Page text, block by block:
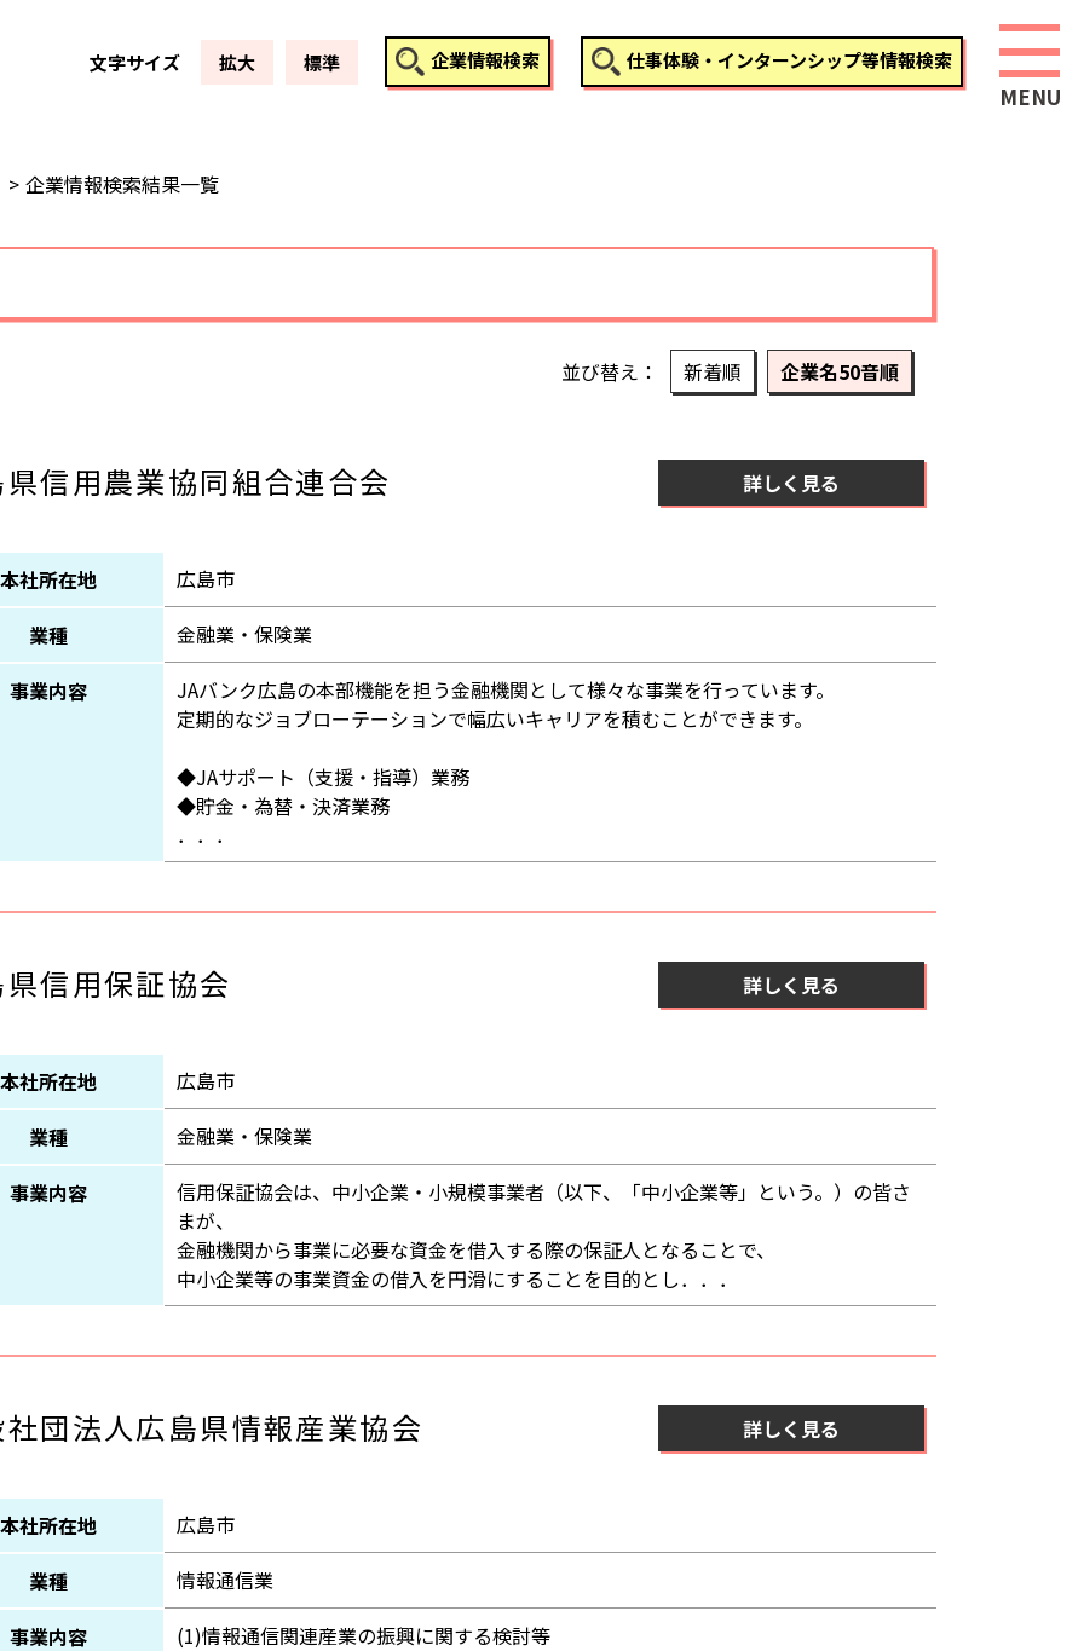
文字サイズ 拡大 標準 企業情報検索 仕事体験・インターンシップ等情報検索
企業情報検索結果一覧
並び替え 新着順 企業名50音順
信用農業協同組合連合会 詳しく見る
本社所在地
広島市
業種
金融業・保険業
事業内容
JAバンク広島の本部機能を担う金融機関として様々な事業を行っています。
定期的なジョブローテーションで幅広いキャリアを積むことができます。
◆JAサポート（支援・指導）業務
◆貯金・為替・決済業務
．．．
信用保証協会 詳しく見る
本社所在地
広島市
業種
金融業・保険業
事業内容
信用保証協会は、中小企業・小規模事業者（以下、「中小企業等」という。）の皆さ
まが、
金融機関から事業に必要な資金を借入する際の保証人となることで、
中小企業等の事業資金の借入を円滑にすることを目的とし．．．
団法人広島県情報産業協会 詳しく見る
本社所在地
広島市
業種
情報通信業
事業内容
(1)情報通信関連産業の振興に関する検討等